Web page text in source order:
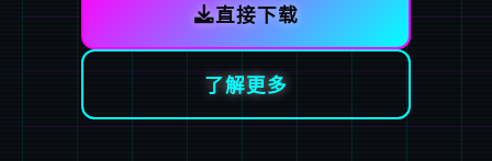
直接下载
了解更多